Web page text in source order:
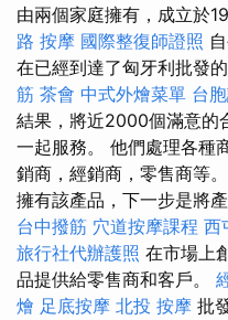
由兩個家庭擁有，成立於
路 按摩 國際整復師證照
在已經到達了匈牙利批發
筋 茶會 中式外燴菜單 台
結果，將近2000個滿意的
一起服務。 他們處理各種
銷商，經銷商，零售商等。
擁有該產品，下一步是將
台中撥筋 穴道按摩課程 西
旅行社代辦護照 在市場上
品提供給零售商和客戶。
燴 足底按摩 北投 按摩 批